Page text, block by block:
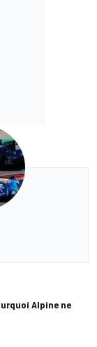
Alpine ne